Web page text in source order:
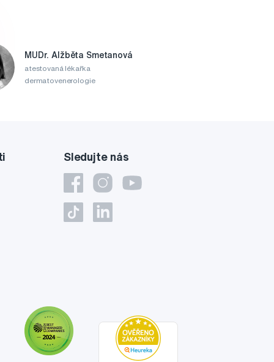
MUDr. Alžběta Smetanová
atestovaná lékařka
dermatovenerologie
Sledujte nás